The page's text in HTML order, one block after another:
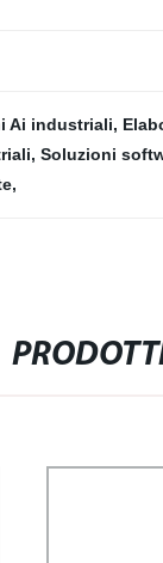
Ai industriali,
, Soluzioni
,